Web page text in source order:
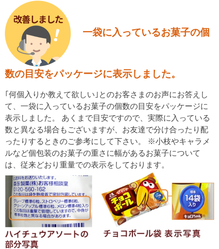
一袋に入っているお菓子の個
数の目安をパッケージに表示しました。
｢何個入りか教えて欲しい｣とのお客さまのお声にお答えし
て、一袋に入っているお菓子の個数の目安をパッケージに
表示しました。 あくまで目安ですので、実際に入っている
数と異なる場合もございますが、お友達で分け合ったり配
ったりするときのご参考にして下さい。 ※小枝やキャラメ
ルなど個包装のお菓子の重さに幅があるお菓子について
は、従来どおり重量での表示をしております。